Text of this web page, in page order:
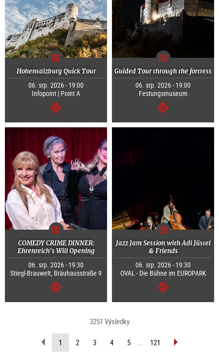
Hohensalzburg Quick Tour
06. srp. 2026 - 19:00
Infopoint | Point A
continue
Guided Tour through the fortress
06. srp. 2026 - 19:00
Festungsmuseum
continue
COMEDY CRIME DINNER:
Ehrenreich's Will Opening
06. srp. 2026 - 19:30
Stiegl-Brauwelt, Bräuhausstraße 9
continue
Jazz Jam Session with Adi Jüstel
& Friends
06. srp. 2026 - 19:30
OVAL - Die Bühne im EUROPARK
continue
3251 Výsledky
scroll
back
1 (current
page)
2 3 4 5 ... 121 scroll